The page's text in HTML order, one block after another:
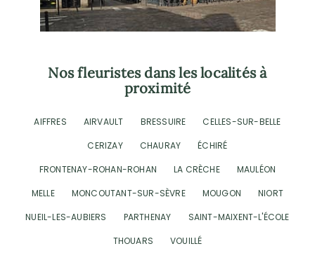
Nos fleuristes dans les localités à
proximité
AIFFRES AIRVAULT BRESSUIRE
CELLES-SUR-BELLE
CERIZAY
CHAURAY
ÉCHIRÉ
FRONTENAY-ROHAN-ROHAN
LA CRÈCHE
MAULÉON
MELLE
MONCOUTANT-SUR-SÈVRE MOUGON
NIORT
NUEIL-LES-AUBIERS
PARTHENAY
SAINT-MAIXENT-L'ÉCOLE
THOUARS
VOUILLÉ